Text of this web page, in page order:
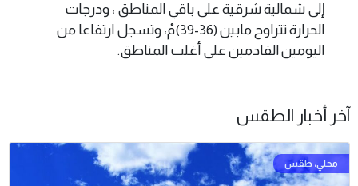
إلى شمالية شرقية على باقي المناطق ، ودرجات
الحرارة تتراوح مابين (36-39)مْ، وتسجل ارتفاعا من
اليومين القادمين على أغلب المناطق.
آخر أخبار الطقس